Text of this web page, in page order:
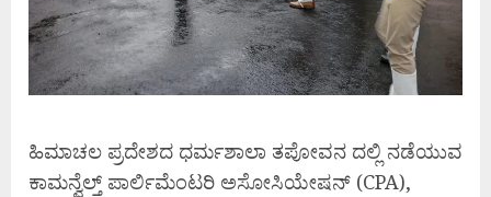
ಹಿಮಾಚಲ ಪ್ರದೇಶದ ಧರ್ಮಶಾಲಾ ತಪೋವನ ದಲ್ಲಿ ನಡೆಯುವ
ಕಾಮನ್ವೆಲ್ತ್ ಪಾರ್ಲಿಮೆಂಟರಿ ಅಸೋಸಿಯೇಷನ್ ​​(CPA),